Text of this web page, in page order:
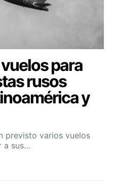
para
rusos
y
previsto varios vuelos
a sus…